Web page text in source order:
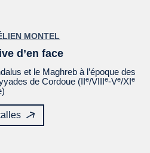
MONTEL
d’en face
et le Maghreb à l’époque des
de Cordoue (IIe/VIIIe-Ve/XIe